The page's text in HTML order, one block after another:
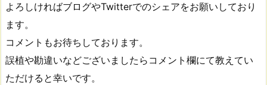
よろしければブログやTwitterでのシェアをお願いしており
ます。
コメントもお待ちしております。
誤植や勘違いなどございましたらコメント欄にて教えてい
ただけると幸いです。